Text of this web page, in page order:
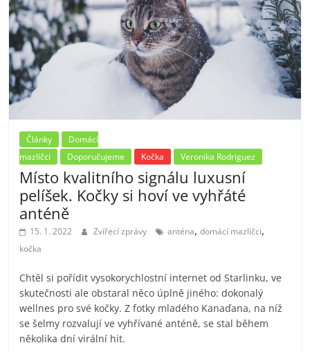
Články
Domácí
mazlíčci
Doporučujeme Kočka Veronika Rodriguez
Místo kvalitního signálu luxusní
pelíšek. Kočky si hoví ve vyhřáté
anténě
15. 1. 2022 Zvířecí zprávy anténa,domácí mazlíčci,
kočka
Chtěl si pořídit vysokorychlostní internet od Starlinku, ve
skutečnosti ale obstaral něco úplně jiného: dokonalý
wellnes pro své kočky. Z fotky mladého Kanaďana, na níž
se šelmy rozvalují ve vyhřívané anténě, se stal během
několika dní virální hit.